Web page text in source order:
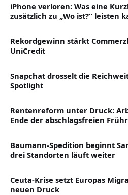
iPhone verloren: Was eine
zusätzlich zu „Wo ist?“ leisten
Rekordgewinn stärkt
UniCredit
Snapchat drosselt die
Spotlight
Rentenreform unter Druck:
Ende der abschlagsfreien
Baumann-Spedition beginnt
drei Standorten läuft weiter
Ceuta-Krise setzt Europas
neuen Druck